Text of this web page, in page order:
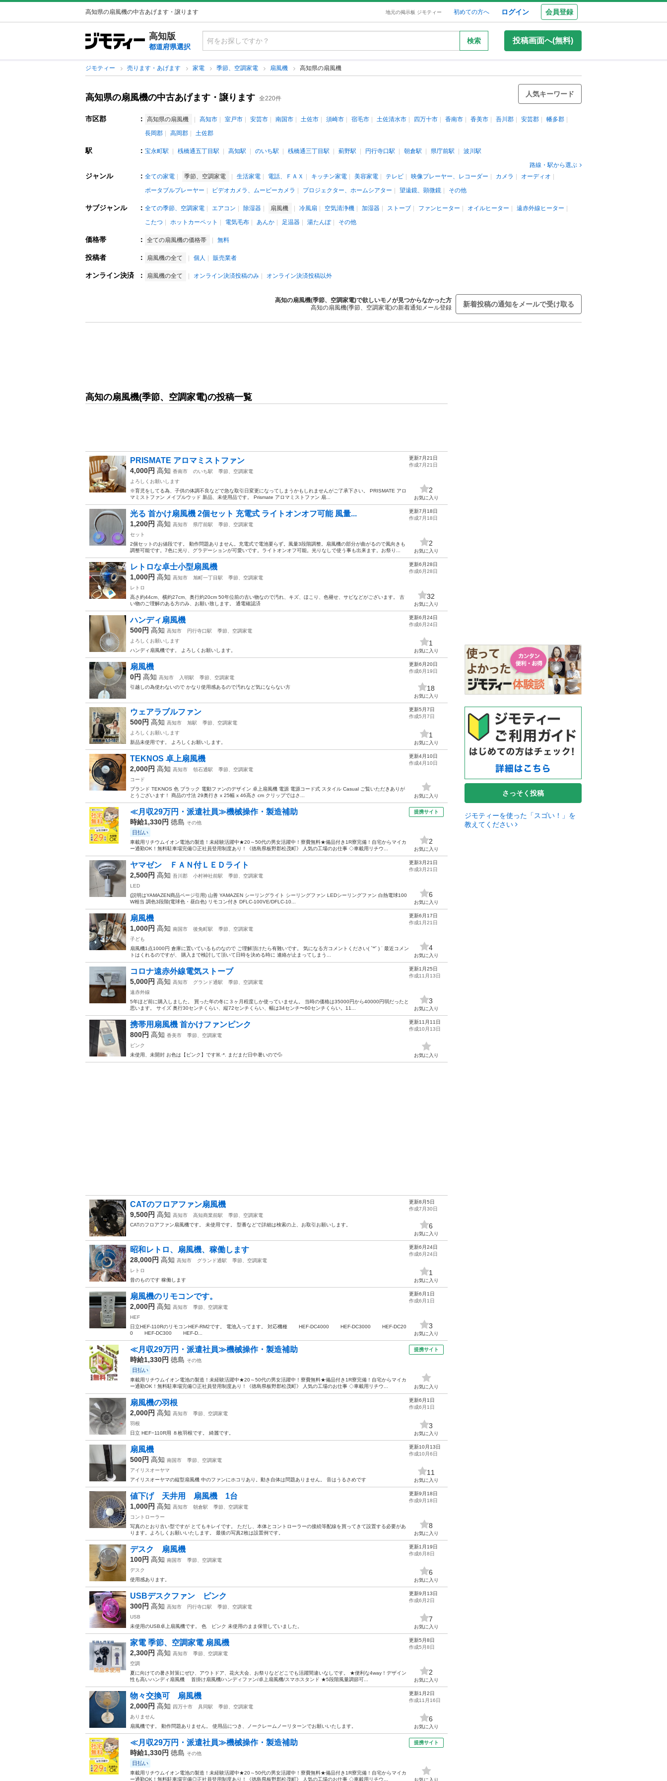
高知県の扇風機の中古あげます・譲ります 地元の掲示板 ジモティー 初めての方へ ログイン 会員登録
高知版
都道府県選択
検索 投稿画面へ(無料)
ジモティー 売ります・あげます 家電 季節、空調家電 扇風機 高知県の扇風機
高知県の扇風機の中古あげます・譲ります 全220件
人気キーワード
市区郡 ： 高知県の扇風機 高知市 室戸市 安芸市 南国市 土佐市 須崎市 宿毛市 土佐清水市 四万十市 香南市 香美市 吾川郡 安芸郡
幡多郡
長岡郡
高岡郡 土佐郡
駅 ： 宝永町駅 桟橋通五丁目駅 高知駅 のいち駅 桟橋通三丁目駅 薊野駅 円行寺口駅 朝倉駅 県庁前駅
波川駅
路線・駅から選ぶ
ジャンル ： 全ての家電 季節、空調家電 生活家電 電話、ＦＡＸ キッチン家電 美容家電 テレビ 映像プレーヤー、レコーダー カメラ
オーディオ
ポータブルプレーヤー
ビデオカメラ、ムービーカメラ プロジェクター、ホームシアター 望遠鏡、顕微鏡 その他
サブジャンル ： 全ての季節、空調家電 エアコン 除湿器 扇風機 冷風扇 空気清浄機 加湿器 ストーブ ファンヒーター オイルヒーター
遠赤外線ヒーター
こたつ
ホットカーペット 電気毛布 あんか 足温器 湯たんぽ その他
価格帯 ： 全ての扇風機の価格帯 無料
投稿者 ： 扇風機の全て 個人 販売業者
オンライン決済 ： 扇風機の全て オンライン決済投稿のみ オンライン決済投稿以外
高知の扇風機(季節、空調家電)で欲しいモノが見つからなかった方
高知の扇風機(季節、空調家電)の新着通知メール登録
新着投稿の通知をメールで受け取る
高知の扇風機(季節、空調家電)の投稿一覧
PRISMATE アロマミストファン
4,000円 高知 香南市 のいち駅
季節、空調家電
よろしくお願いします
※育児をしてる為、子供の体調不良などで急な取引日変更になってしまうかもしれませんがご了承下さい。 PRISMATE アロ
マミストファン メイプルウッド 新品、未使用品です。 Prismate アロマミストファン 扇...
更新7月21日
作成7月21日
2
お気に入り
光る 首かけ扇風機 2個セット 充電式 ライトオンオフ可能 風量...
1,200円 高知 高知市 県庁前駅
季節、空調家電
セット
2個セットのお値段です。 動作問題ありません。充電式で電池要らず。風量3段階調整。扇風機の部分が曲がるので風向きも
調整可能です。7色に光り、グラデーションが可愛いです。ライトオンオフ可能。光りなしで使う事も出来ます。お祭り...
更新7月18日
作成7月18日
2
お気に入り
レトロな卓士小型扇風機
1,000円 高知 高知市 旭町一丁目駅
季節、空調家電
レトロ
高さ約44cm、横約27cm、奥行約20cm 50年位前の古い物なので汚れ、キズ、ほこり、色褪せ、サビなどがございます。 古
い物のご理解のある方のみ、お願い致します。 通電確認済
更新6月28日
作成6月28日
32
お気に入り
ハンディ扇風機
500円 高知 高知市 円行寺口駅
季節、空調家電
よろしくお願いします
ハンディ扇風機です。 よろしくお願いします。
更新6月24日
作成6月24日
1
お気に入り
扇風機
0円 高知 高知市 入明駅
季節、空調家電
引越しの為使わないので かなり使用感あるので汚れなど気にならない方
更新6月20日
作成6月19日
18
お気に入り
ウェアラブルファン
500円 高知 高知市 旭駅
季節、空調家電
よろしくお願いします
新品未使用です。 よろしくお願いします。
更新5月7日
作成5月7日
1
お気に入り
TEKNOS 卓上扇風機
2,000円 高知 高知市 領石通駅
季節、空調家電
コード
ブランド TEKNOS 色 ブラック 電動ファンのデザイン 卓上扇風機 電源 電源コード式 スタイル Casual ご覧いただきありが
とうございます！ 商品の寸法 29奥行き x 25幅 x 46高さ cm クリップではさ...
更新4月10日
作成4月10日
お気に入り
≪月収29万円・派遣社員≫機械操作・製造補助
時給1,330円 徳島 その他
日払い
車載用リチウムイオン電池の製造！未経験活躍中★20～50代の男女活躍中！寮費無料★備品付き1R寮完備！自宅からマイカ
ー通勤OK！無料駐車場完備◎正社員登用制度あり！《徳島県板野郡松茂町》 人気の工場のお仕事 ◇車載用リチウ...
提携サイト
2
お気に入り
ヤマゼン ＦＡＮ付ＬＥＤライト
2,500円 高知 吾川郡 小村神社前駅
季節、空調家電
LED
(説明はYAMAZEN商品ページ引用) 山善 YAMAZEN シーリングライト シーリングファン LEDシーリングファン 白熱電球100
W相当 調色3段階(電球色・昼白色) リモコン付き DFLC-100VE/DFLC-10...
更新3月21日
作成3月21日
6
お気に入り
扇風機
1,000円 高知 南国市 後免町駅
季節、空調家電
子ども
扇風機1点1000円 倉庫に置いているものなので ご理解頂けたら有難いです。 気になる方コメントください( ˊ꒳ˋ ) ᐝ 最近コメン
トはくれるのですが、 購入まで検討して頂いて日時を決める時に 連絡が止まってしまう...
更新6月17日
作成1月21日
4
お気に入り
コロナ遠赤外線電気ストーブ
5,000円 高知 高知市 グランド通駅
季節、空調家電
遠赤外線
5年ほど前に購入しました。 買った年の冬に３ヶ月程度しか使っていません。 当時の価格は35000円から40000円弱だったと
思います。 サイズ 奥行30センチくらい、縦72センチくらい、幅は34センチ〜60センチくらい。11...
更新1月25日
作成11月13日
3
お気に入り
携帯用扇風機 首かけファンピンク
800円 高知 香美市
季節、空調家電
ピンク
未使用、未開封 お色は【ピンク】ですꕤ.·*. まだまだ日中暑いので💦
更新11月11日
作成10月13日
お気に入り
CATのフロアファン扇風機
9,500円 高知 高知市 高知商業前駅
季節、空調家電
CATのフロアファン扇風機です。 未使用です。 型番などで詳細は検索の上、お取引お願いします。
更新8月5日
作成7月30日
6
お気に入り
昭和レトロ、扇風機、稼働します
28,000円 高知 高知市 グランド通駅
季節、空調家電
レトロ
昔のものです 稼働します
更新6月24日
作成6月24日
1
お気に入り
扇風機のリモコンです。
2,000円 高知 高知市
季節、空調家電
HEF
日立HEF-110RのリモコンHEF-RM2です。 電池入ってます。 対応機種 HEF-DC4000 HEF-DC3000 HEF-DC20
0 HEF-DC300 HEF-D...
更新6月1日
作成6月1日
3
お気に入り
≪月収29万円・派遣社員≫機械操作・製造補助
時給1,330円 徳島 その他
日払い
車載用リチウムイオン電池の製造！未経験活躍中★20～50代の男女活躍中！寮費無料★備品付き1R寮完備！自宅からマイカ
ー通勤OK！無料駐車場完備◎正社員登用制度あり！《徳島県板野郡松茂町》 人気の工場のお仕事 ◇車載用リチウ...
提携サイト
お気に入り
扇風機の羽根
2,000円 高知 高知市
季節、空調家電
羽根
日立 HEF−110R用 ８枚羽根です。 綺麗です。
更新6月1日
作成6月1日
3
お気に入り
扇風機
500円 高知 南国市
季節、空調家電
アイリスオーヤマ
アイリスオーヤマの縦型扇風機 中のファンにホコリあり。動き自体は問題ありません。 音はうるさめです
更新10月13日
作成10月6日
11
お気に入り
値下げ 天井用 扇風機 1台
1,000円 高知 高知市 朝倉駅
季節、空調家電
コントローラー
写真のとおり古い型ですが とてもキレイです。 ただし、本体とコントローラーの接続等配線を買ってきて設置する必要があ
ります。よろしくお願いいたします。 最後の写真2枚は設置例です。
更新9月18日
作成9月18日
8
お気に入り
デスク 扇風機
100円 高知 南国市
季節、空調家電
デスク
使用感あります。
更新1月19日
作成6月8日
6
お気に入り
USBデスクファン ピンク
300円 高知 高知市 円行寺口駅
季節、空調家電
USB
未使用のUSB卓上扇風機です。 色 ピンク 未使用のまま保管していました。
更新9月13日
作成6月2日
7
お気に入り
家電 季節、空調家電 扇風機
2,300円 高知 高知市
季節、空調家電
空調
夏に向けての暑さ対策にぜひ、アウトドア、花火大会、お祭りなどどこでも活躍間違いなしです。 ★便利な4way！デザイン
性も高いハンディ扇風機 首掛け扇風機/ハンディファン/卓上扇風機/スマホスタンド ★5段階風量調節可...
更新5月8日
作成5月8日
2
お気に入り
物々交換可 扇風機
2,000円 高知 四万十市 具同駅
季節、空調家電
ありません
扇風機です。 動作問題ありません。 使用品につき、ノークレームノーリターンでお願いいたします。
更新1月2日
作成11月16日
6
お気に入り
≪月収29万円・派遣社員≫機械操作・製造補助
時給1,330円 徳島 その他
日払い
車載用リチウムイオン電池の製造！未経験活躍中★20～50代の男女活躍中！寮費無料★備品付き1R寮完備！自宅からマイカ
ー通勤OK！無料駐車場完備◎正社員登用制度あり！《徳島県板野郡松茂町》 人気の工場のお仕事 ◇車載用リチウ...
提携サイト
お気に入り
さっそく投稿
ジモティーを使った「スゴい！」を
教えてください